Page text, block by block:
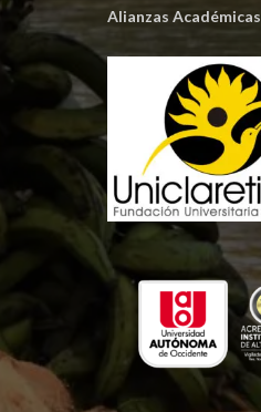
Alianzas Académicas